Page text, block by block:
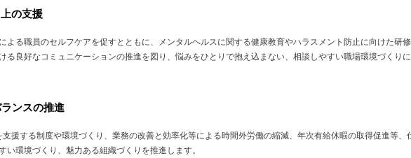
の支援
よる職員のセルフケアを促すとともに、メンタルヘルスに関する健康教育やハラスメント防止に向けた研修
る良好なコミュニケーションの推進を図り、悩みをひとりで抱え込まない、相談しやすい職場環境づくりに
ンスの推進
援する制度や環境づくり、業務の改善と効率化等による時間外労働の縮減、年次有給休暇の取得促進等、
い環境づくり、魅力ある組織づくりを推進します。